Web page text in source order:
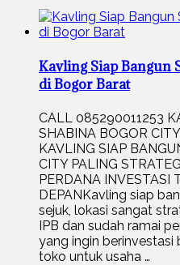
Kavling Siap Bangun
di Bogor Barat
CALL 085290011253
SHABINA BOGOR
KAVLING SIAP
CITY PALING
PERDANA INVESTASI
DEPANKavling siap
sejuk, lokasi sangat
IPB dan sudah ramai
yang ingin berinvestasi
toko untuk usaha …